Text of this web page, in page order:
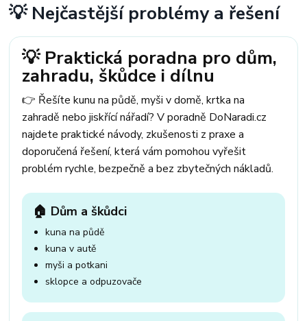
štěnice
štěnice v hotelu jak se zbavit kuny
kuna ve střeše
mravenci a mšice
uhlíky do nářadí
uhlíky do nařadí
uhlíky do vysavače
uhlíky do pračky uhlíky do
uhlíky parkside
uhlíky ferm uhlíky makita
uhlíkové kartáče
kde sehnat uhlíky
kde koupit uhlíky
💡 Nejčastější problémy a řešení
💡 Praktická poradna pro dům,
zahradu, škůdce i dílnu
👉 Řešíte kunu na půdě, myši v domě, krtka na
zahradě nebo jiskřící nářadí? V poradně DoNaradi.cz
najdete praktické návody, zkušenosti z praxe a
doporučená řešení, která vám pomohou vyřešit
problém rychle, bezpečně a bez zbytečných nákladů.
🏠 Dům a škůdci
kuna na půdě
kuna v autě
myši a potkani
sklopce a odpuzovače